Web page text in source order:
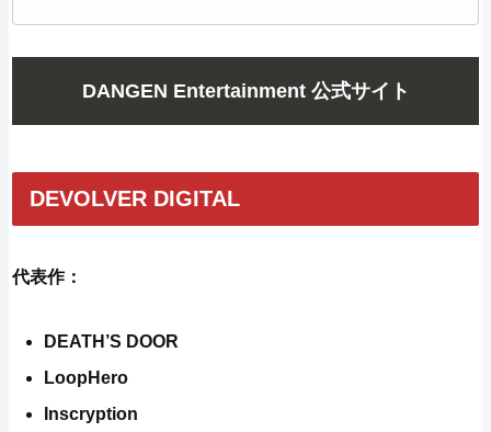
DANGEN Entertainment 公式サイト
DEVOLVER DIGITAL
代表作：
DEATH’S DOOR
LoopHero
Inscryption